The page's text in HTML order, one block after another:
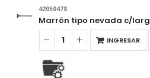
42050478
Marrón tipo nevada c/largo
INGRESAR